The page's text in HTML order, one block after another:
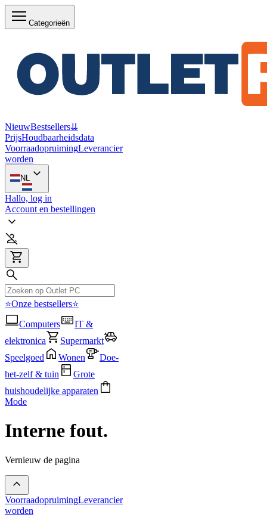
Categorieën
NieuwBestsellers⇊
PrijsHoudbaarheidsdata
VoorraadopruimingLeverancier
worden
NL
Hallo, log in
Account en bestellingen
⭐Onze bestsellers⭐
Computers
IT &
elektronica
Supermarkt
Speelgoed
Wonen
Doe-
het-zelf & tuin
Grote
huishoudelijke apparaten
Mode
Interne fout.
Vernieuw de pagina
VoorraadopruimingLeverancier
worden